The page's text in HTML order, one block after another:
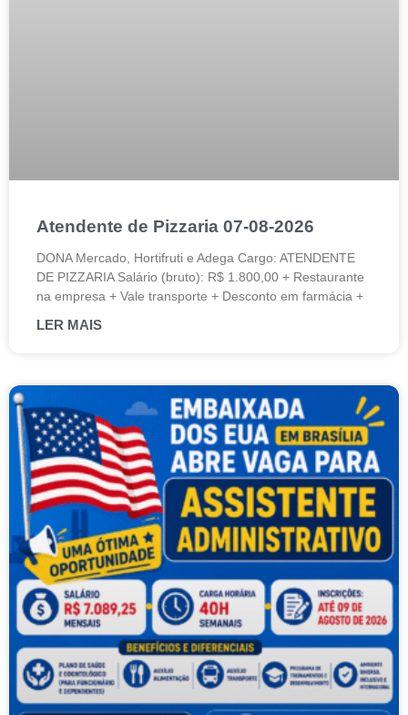
Atendente de Pizzaria 07-08-2026
DONA Mercado, Hortifruti e Adega Cargo: ATENDENTE
DE PIZZARIA Salário (bruto): R$ 1.800,00 + Restaurante
na empresa + Vale transporte + Desconto em farmácia +
LER MAIS